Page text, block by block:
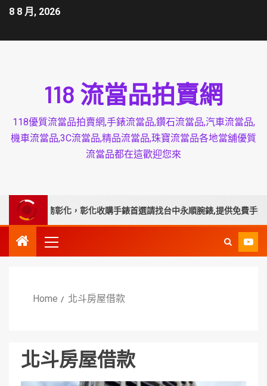
8 8 月, 2026
118 流當品拍賣網
118優質流當品拍賣網,手錶流當品,鑽石流當品,汽車流當品,
機車流當品,3C流當品,精品流當品,珠寶流當品各地當舖優質
流當品都在這歡迎您來
延伸服務彰化，彰化收購手錶首選請找台中永順腕錶,提供免費手錶換
Home 北斗房屋借款
北斗房屋借款